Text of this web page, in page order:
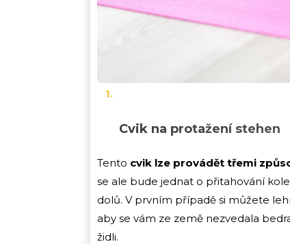
Cvik na protažení stehen
Tento cvik lze provádět třemi
se ale bude jednat o přitahování
dolů. V prvním případě si můžete
aby se vám ze země nezvedala
židli.